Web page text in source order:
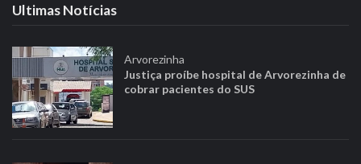
Ultimas Notícias
Arvorezinha
Justiça proíbe hospital de Arvorezinha de
cobrar pacientes do SUS